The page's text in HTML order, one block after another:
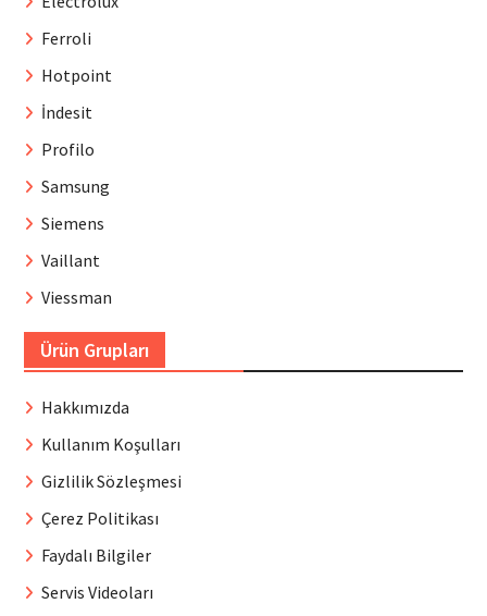
Ferroli
Hotpoint
İndesit
Profilo
Samsung
Siemens
Vaillant
Viessman
Ürün Grupları
Hakkımızda
Kullanım Koşulları
Gizlilik Sözleşmesi
Çerez Politikası
Faydalı Bilgiler
Servis Videoları